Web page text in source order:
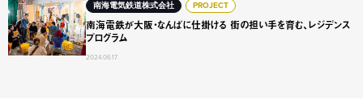
南海電気鉄道株式会社 PROJECT
南海電鉄が大阪・なんばに仕掛ける 街の担い手を育む、レジデンス
プログラム
2024.06.17
南海電鉄が大阪・なんばに仕掛ける 街の担い手を育む、レ